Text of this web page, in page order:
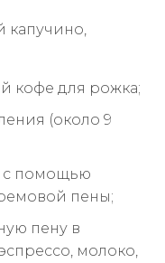
капучино,
кофе для рожка;
(около 9
с помощью
пены;
пену в
молоко,